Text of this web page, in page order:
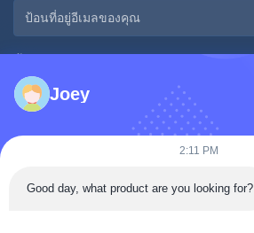
Joey
2:11 PM
Good day, what product are you looking for?